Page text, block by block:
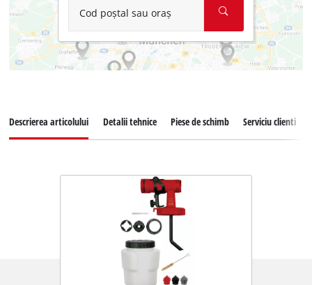
Cod poștal sau oraș
Descrierea articolului Detalii tehnice Piese de schimb Serviciu clienti